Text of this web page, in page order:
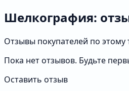
Шелкография:
Отзывы покупателей по этому
Пока нет отзывов. Будьте
Оставить отзыв